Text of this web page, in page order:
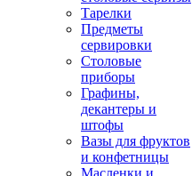
Тарелки
Предметы
сервировки
Столовые
приборы
Графины,
декантеры и
штофы
Вазы для фруктов
и конфетницы
Масленки и